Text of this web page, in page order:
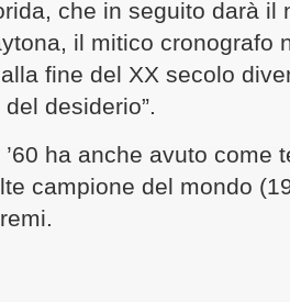
che in seguito darà il
il mitico cronografo
fine del XX secolo
desiderio”.
ha anche avuto come
campione del mondo